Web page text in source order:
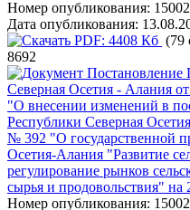
Номер опубликования:
Дата опубликования:
PDF: 4408 Кб (79
8692
Постановление
Северная Осетия - Алания
"О внесении изменений в
Республики Северная
№ 392 "О государственной
Осетия-Алания "Развитие
регулирование рынков
сырья и продовольствия" на
Номер опубликования: